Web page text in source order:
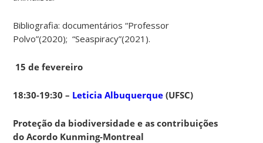
Bibliografia: documentários “Professor
Polvo”(2020); “Seaspiracy”(2021).
15 de fevereiro
18:30-19:30 – Leticia Albuquerque (UFSC)
Proteção da biodiversidade e as contribuições
do Acordo Kunming-Montreal